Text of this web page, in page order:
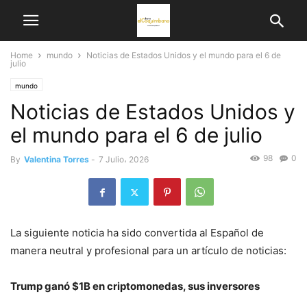
Home mundo
Noticias de Estados Unidos y el mundo para el 6 de
julio
mundo
Noticias de Estados Unidos y
el mundo para el 6 de julio
By Valentina Torres - 7 Julio، 2026 0
98
La siguiente noticia ha sido convertida al Español de
manera neutral y profesional para un artículo de noticias:
Trump ganó $1B en criptomonedas, sus inversores